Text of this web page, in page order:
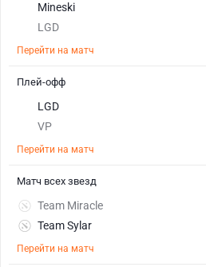
Mineski
LGD
Перейти на матч
LGD
VP
Перейти на матч
Плей-офф
Team Miracle
Team Sylar
Перейти на матч
Матч всех звезд